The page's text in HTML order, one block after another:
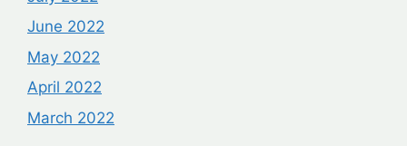
June 2022
May 2022
April 2022
March 2022